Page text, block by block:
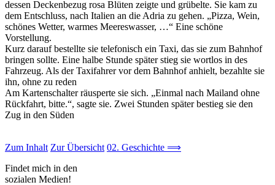
dessen Deckenbezug rosa Blüten zeigte und grübelte. Sie kam zu
dem Entschluss, nach Italien an die Adria zu gehen. „Pizza, Wein,
schönes Wetter, warmes Meereswasser, …“ Eine schöne
Vorstellung.
Kurz darauf bestellte sie telefonisch ein Taxi, das sie zum Bahnhof
bringen sollte. Eine halbe Stunde später stieg sie wortlos in des
Fahrzeug. Als der Taxifahrer vor dem Bahnhof anhielt, bezahlte sie
ihn, ohne zu reden
Am Kartenschalter räusperte sie sich. „Einmal nach Mailand ohne
Rückfahrt, bitte.“, sagte sie. Zwei Stunden später bestieg sie den
Zug in den Süden
Zum Inhalt Zur Übersicht 02. Geschichte ⟹
Findet mich in den
sozialen Medien!